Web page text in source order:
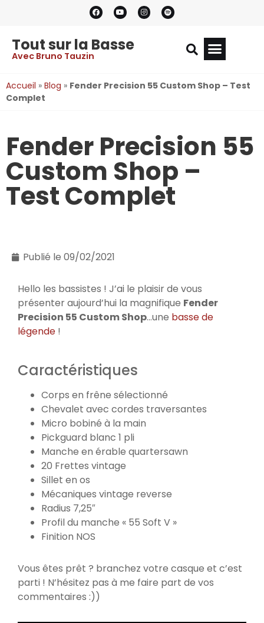
Tout sur la Basse
Avec Bruno Tauzin
Accueil » Blog » Fender Precision 55 Custom Shop – Test
Complet
Fender Precision 55
Custom Shop –
Test Complet
Publié le 09/02/2021
Hello les bassistes ! J’ai le plaisir de vous
présenter aujourd’hui la magnifique Fender
Precision 55 Custom Shop…une basse de
légende !
Caractéristiques
Corps en frêne sélectionné
Chevalet avec cordes traversantes
Micro bobiné à la main
Pickguard blanc 1 pli
Manche en érable quartersawn
20 Frettes vintage
Sillet en os
Mécaniques vintage reverse
Radius 7,25″
Profil du manche « 55 Soft V »
Finition NOS
Vous êtes prêt ? branchez votre casque et c’est
parti ! N’hésitez pas à me faire part de vos
commentaires :))